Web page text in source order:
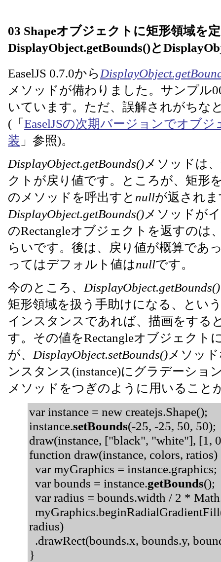
03 Shapeオブジェクトに矩形領域を
DisplayObject.getBounds()と
EaselJS 0.7.0から
メソッドが備わりました。サンプル
いています。ただ、誤解されがちな
(「EaselJSの次期バージョンでオブ
装 」参照)。
DisplayObject.getBounds() メソッドは
クトが戻り値です。ところが、矩形
のメソッドを呼出すと nullが返され
DisplayObject.getBounds() メソッドが
のRectangleオブジェクトを返すのは
らいです。後は、戻り値が概算であ
ってはデフォルト値はnullです。
今のところ、 DisplayObject.getBounds()
矩形領域を扱う手助けになる、とい
インスタンスであれば、描画をする
す。その値をRectangleオブジェク
が、 DisplayObject.setBounds() メソッ
ンスタンス(instance)にグラデーショ
メソッドをつぎのように用いること
var instance = new createjs.Shape();
instance.setBounds(-25, -25, 50, 50);
draw(instance, ["black", "white"], [1,
function draw(instance, colors,
var myGraphics = instance.graphics;
var bounds = instance.getBounds();
var radius = bounds.width / 2 *
radius)
.drawRect(bounds.x, bounds.y,
}